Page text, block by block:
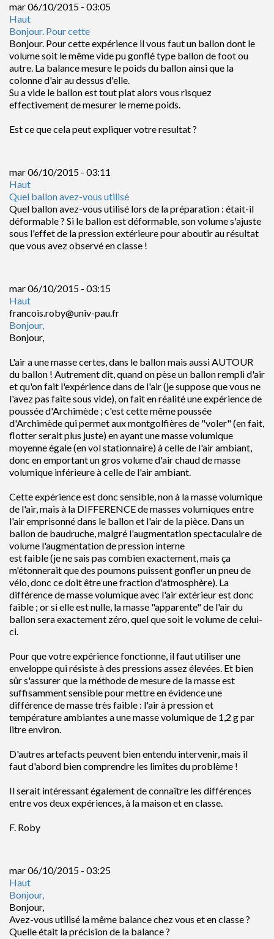
mar 06/10/2015 - 03:05
Haut
Bonjour. Pour cette
Bonjour. Pour cette expérience il vous faut un ballon dont le
volume soit le même vide pu gonflé type ballon de foot ou
autre. La balance mesure le poids du ballon ainsi que la
colonne d'air au dessus d'elle.
Su a vide le ballon est tout plat alors vous risquez
effectivement de mesurer le meme poids.
Est ce que cela peut expliquer votre resultat ?
mar 06/10/2015 - 03:11
Haut
Quel ballon avez-vous utilisé
Quel ballon avez-vous utilisé lors de la préparation : était-il
déformable ? Si le ballon est déformable, son volume s'ajuste
sous l'effet de la pression extérieure pour aboutir au résultat
que vous avez observé en classe !
mar 06/10/2015 - 03:15
Haut
francois.roby@univ-pau.fr
Bonjour,
Bonjour,
L'air a une masse certes, dans le ballon mais aussi AUTOUR
du ballon ! Autrement dit, quand on pèse un ballon rempli d'air
et qu'on fait l'expérience dans de l'air (je suppose que vous ne
l'avez pas faite sous vide), on fait en réalité une expérience de
poussée d'Archimède ; c'est cette même poussée
d'Archimède qui permet aux montgolfières de "voler" (en fait,
flotter serait plus juste) en ayant une masse volumique
moyenne égale (en vol stationnaire) à celle de l'air ambiant,
donc en emportant un gros volume d'air chaud de masse
volumique inférieure à celle de l'air ambiant.
Cette expérience est donc sensible, non à la masse volumique
de l'air, mais à la DIFFERENCE de masses volumiques entre
l'air emprisonné dans le ballon et l'air de la pièce. Dans un
ballon de baudruche, malgré l'augmentation spectaculaire de
volume l'augmentation de pression interne
est faible (je ne sais pas combien exactement, mais ça
m'étonnerait que des poumons puissent gonfler un pneu de
vélo, donc ce doit être une fraction d'atmosphère). La
différence de masse volumique avec l'air extérieur est donc
faible ; or si elle est nulle, la masse "apparente" de l'air du
ballon sera exactement zéro, quel que soit le volume de celui-
ci.
Pour que votre expérience fonctionne, il faut utiliser une
enveloppe qui résiste à des pressions assez élevées. Et bien
sûr s'assurer que la méthode de mesure de la masse est
suffisamment sensible pour mettre en évidence une
différence de masse très faible : l'air à pression et
température ambiantes a une masse volumique de 1,2 g par
litre environ.
D'autres artefacts peuvent bien entendu intervenir, mais il
faut d'abord bien comprendre les limites du problème !
Il serait intéressant également de connaître les différences
entre vos deux expériences, à la maison et en classe.
F. Roby
mar 06/10/2015 - 03:25
Haut
Bonjour,
Bonjour,
Avez-vous utilisé la même balance chez vous et en classe ?
Quelle était la précision de la balance ?